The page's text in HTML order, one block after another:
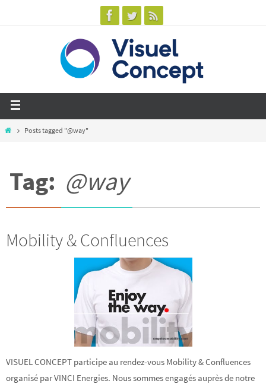
Posts tagged "@way"
Tag: @way
Mobility & Confluences
VISUEL CONCEPT participe au rendez-vous Mobility & Confluences
organisé par VINCI Energies. Nous sommes engagés auprès de notre